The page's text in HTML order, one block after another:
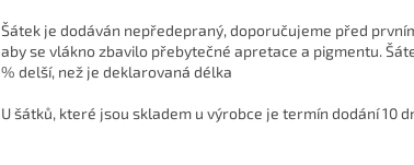
Šátek je dodáván nepředepraný, doporučujeme před
aby se vlákno zbavilo přebytečné apretace a pigmentu.
% delší, než je deklarovaná délka
U šátků, které jsou skladem u výrobce je termín dodání 10